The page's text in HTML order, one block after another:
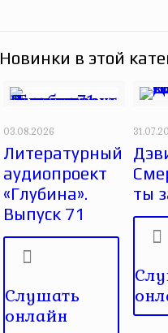
Новинки в этой
03.08.2026
Литературный
аудиопроект
«Глубина».
Выпуск 71
Слушать
онлайн
ты